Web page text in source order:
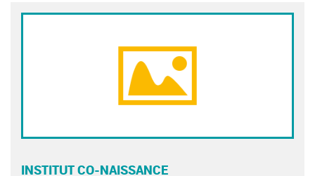
INSTITUT CO-NAISSANCE